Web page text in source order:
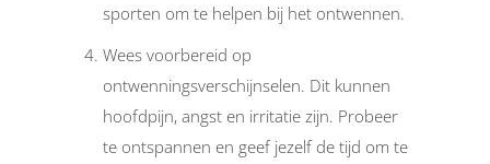
sporten om te helpen bij het ontwennen.
Wees voorbereid op
ontwenningsverschijnselen. Dit kunnen
hoofdpijn, angst en irritatie zijn. Probeer
te ontspannen en geef jezelf de tijd om te